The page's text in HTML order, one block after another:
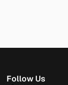
Follow Us